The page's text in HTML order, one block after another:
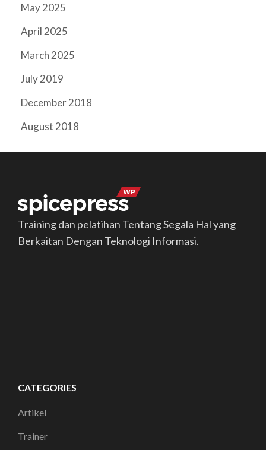
May 2025
April 2025
March 2025
July 2019
December 2018
August 2018
Training dan pelatihan Tentang Segala Hal yang
Berkaitan Dengan Teknologi Informasi.
CATEGORIES
Artikel
Trainer